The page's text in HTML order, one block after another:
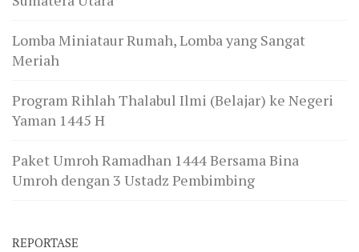
Lomba Miniataur Rumah, Lomba yang Sangat
Meriah
Program Rihlah Thalabul Ilmi (Belajar) ke Negeri
Yaman 1445 H
Paket Umroh Ramadhan 1444 Bersama Bina
Umroh dengan 3 Ustadz Pembimbing
REPORTASE